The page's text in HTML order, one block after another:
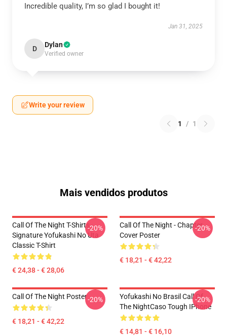
Incredible quality, I’m so glad I bought it!
Jan 31, 2025
D Dylan
Verified owner
Write your review
1 / 1
Mais vendidos produtos
Call Of The Night T-Shirts -
Signature Yofukashi No Uta
Classic T-Shirt
€ 24,38 - € 28,06
-20%
Call Of The Night - Chapter
Cover Poster
€ 18,21 - € 42,22
-20%
Call Of The Night Poster
€ 18,21 - € 42,22
-20%
Yofukashi No Brasil Call Of
The NightCaso Tough IPhone
€ 14,81 - € 16,10
-20%